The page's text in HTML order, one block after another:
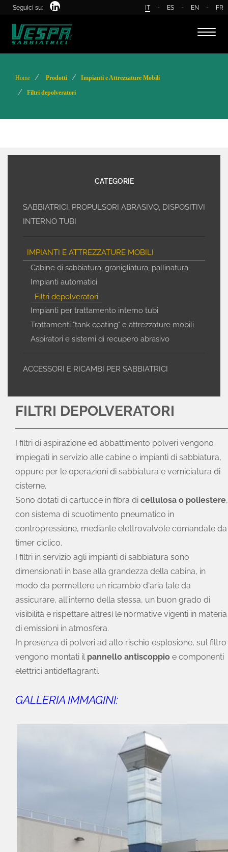
Seguici su: IT - ES - EN - FR
Home Prodotti Impianti e Attrezzature Mobili
Filtri depolveratori
CATEGORIE
SABBIATRICI, PROPULSORI ABRASIVO, DISPOSITIVI
INTERNO TUBI
IMPIANTI E ATTREZZATURE MOBILI
Cabine di sabbiatura, granigliatura, pallinatura
Impianti automatici
Filtri depolveratori
Impianti per trattamento interno tubi
Trattamenti "tank coating" e attrezzature mobili
Aspiratori e sistemi di recupero abrasivo
ACCESSORI E RICAMBI PER SABBIATRICI
FILTRI DEPOLVERATORI
I filtri di aspirazione ed abbattimento polveri vengono
impiegati in servizio alle cabine o impianti di sabbiatura,
oppure per le operazioni di sabbiatura e verniciatura di
cisterne.
Sono dotati di cartucce in fibra di cellulosa o poliestere,
con sistema di scuotimento pneumatico in
contropressione, mediante elettrovalvole comandate da
timer ciclico.
I filtri in servizio agli impianti di sabbiatura sono
dimensionati in base alla grandezza della cabina, in
modo da permettere un ricambio d'aria tale da
assicurare, all'interno della stessa, un buon grado di
visibilità e rispettare altresì le normative vigenti in materia
di emissioni in atmosfera.
In presenza di polveri ad alto rischio esplosione, sul filtro
vengono montati il pannello antiscoppio e componenti
elettrici antideflagranti.
GALLERIA IMMAGINI: